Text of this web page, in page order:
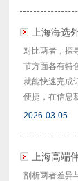
上海海选
对比两者，探
节方面各有特
就能快速完成
便捷，在信息
2026-03-05
上海高端
剖析两者差异